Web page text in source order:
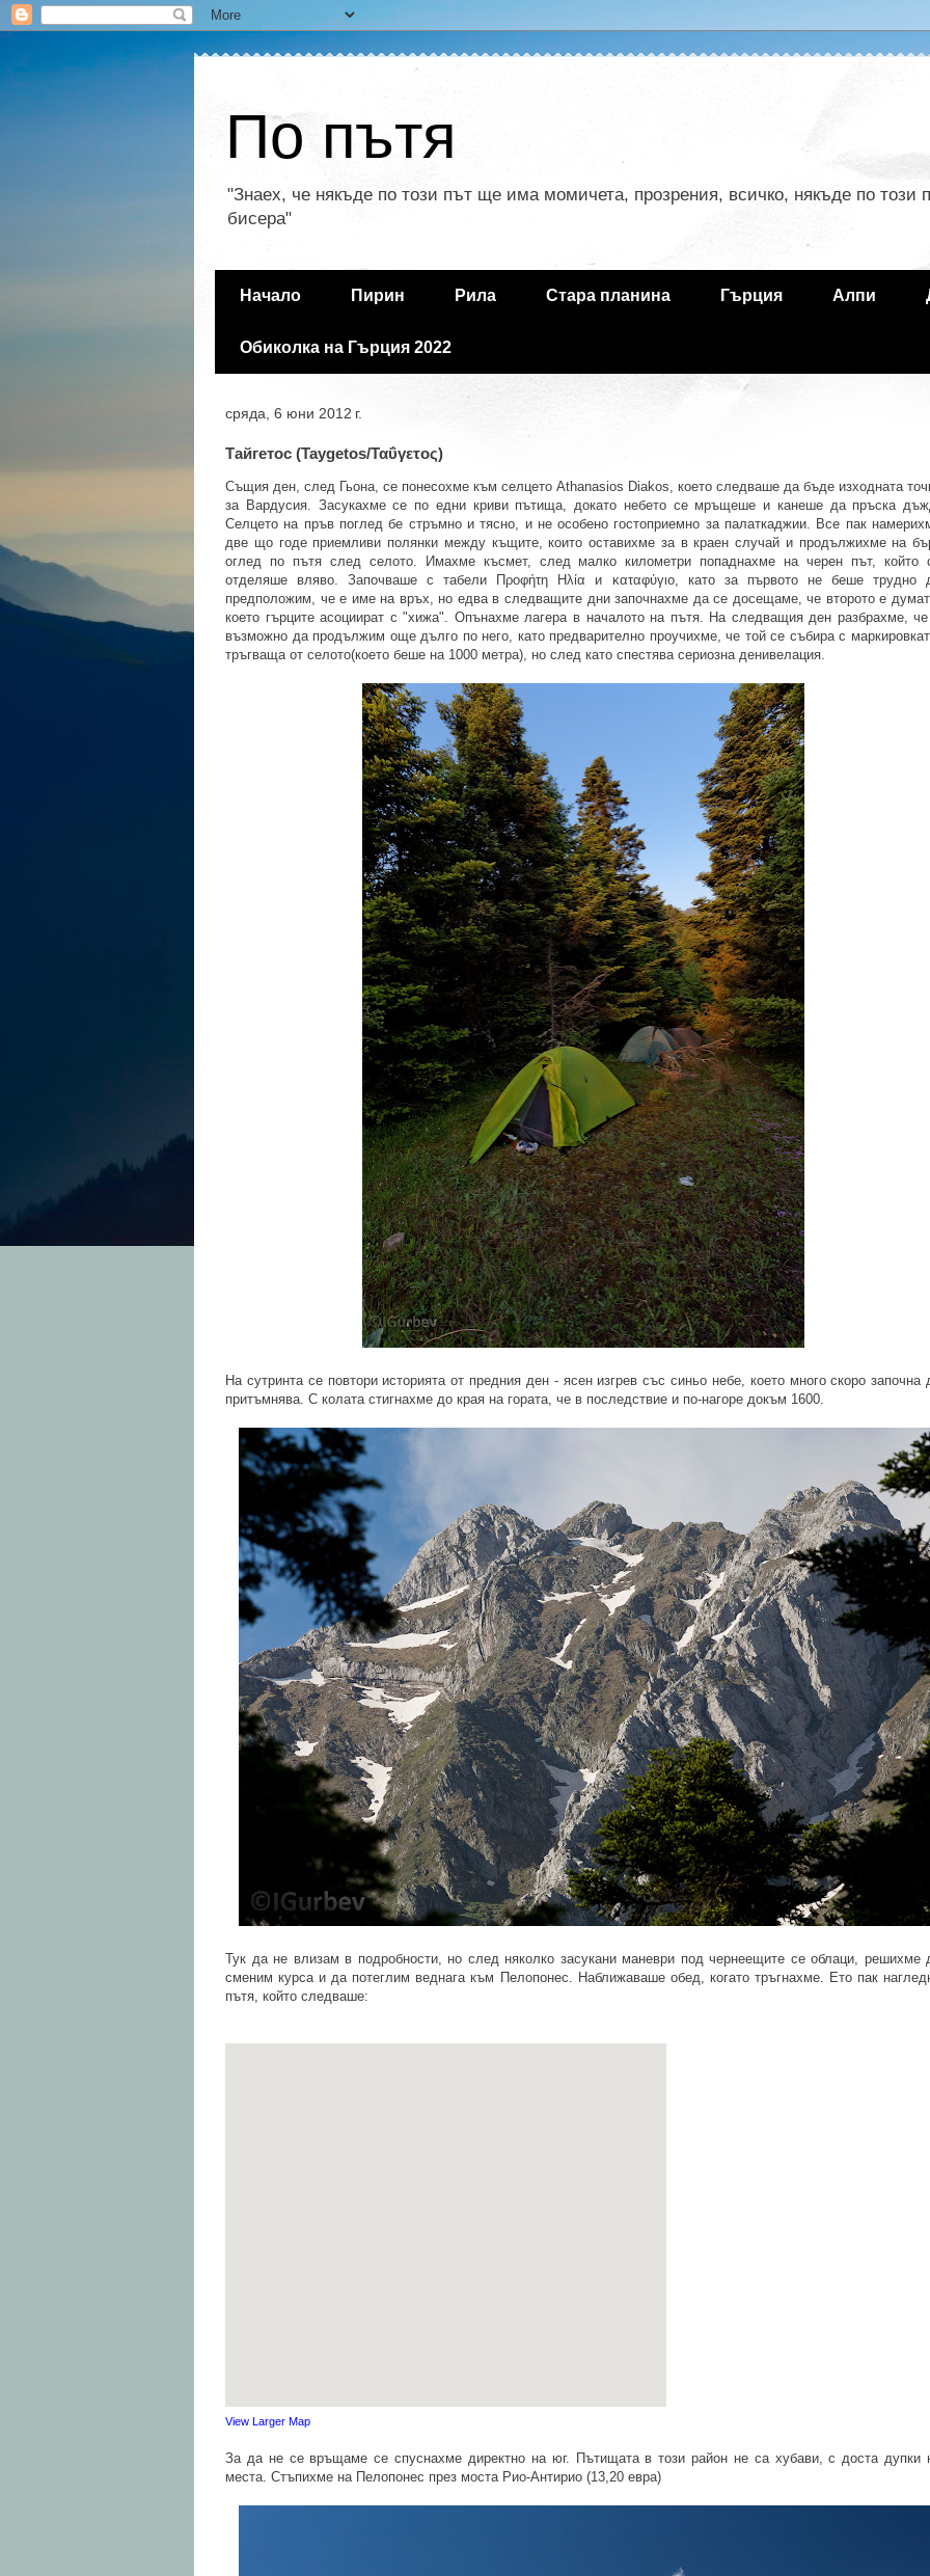
По пътя
"Знаех, че някъде по този път ще има момичета, прозрения, всичко, някъде по
бисера"
Начало Пирин Рила Стара планина Гърция Алпи
Обиколка на Гърция 2022
сряда, 6 юни 2012 г.
Тайгетос (Taygetos/Ταΰγετος)
Същия ден, след Гьона, се понесохме към селцето Athanasios Diakos, което следваше да бъде изходната
за Вардусия. Засукахме се по едни криви пътища, докато небето се мръщеше и канеше да пръска
Селцето на пръв поглед бе стръмно и тясно, и не особено гостоприемно за палаткаджии. Все пак
две що годе приемливи полянки между къщите, които оставихме за в краен случай и продължихме на
оглед по пътя след селото. Имахме късмет, след малко километри попаднахме на черен път, който
отделяше вляво. Започваше с табели Προφήτη Ηλία и καταφύγιο, като за първото не беше трудно
предположим, че е име на връх, но едва в следващите дни започнахме да се досещаме, че второто е
което гърците асоциират с "хижа". Опънахме лагера в началото на пътя. На следващия ден разбрахме,
възможно да продължим още дълго по него, като предварително проучихме, че той се събира с
тръгваща от селото(което беше на 1000 метра), но след като спестява сериозна денивелация.
На сутринта се повтори историята от предния ден - ясен изгрев със синьо небе, което много скоро започна
притъмнява. С колата стигнахме до края на гората, че в последствие и по-нагоре докъм 1600.
Тук да не влизам в подробности, но след няколко засукани маневри под чернеещите се облаци, решихме
сменим курса и да потеглим веднага към Пелопонес. Наближаваше обед, когато тръгнахме. Ето пак
пътя, който следваше:
View Larger Map
За да не се връщаме се спуснахме директно на юг. Пътищата в този район не са хубави, с доста дупки
места. Стъпихме на Пелопонес през моста Рио-Антирио (13,20 евра)